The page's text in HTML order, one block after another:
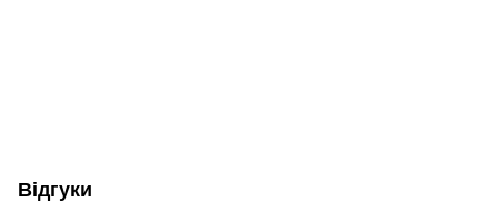
Відгуки